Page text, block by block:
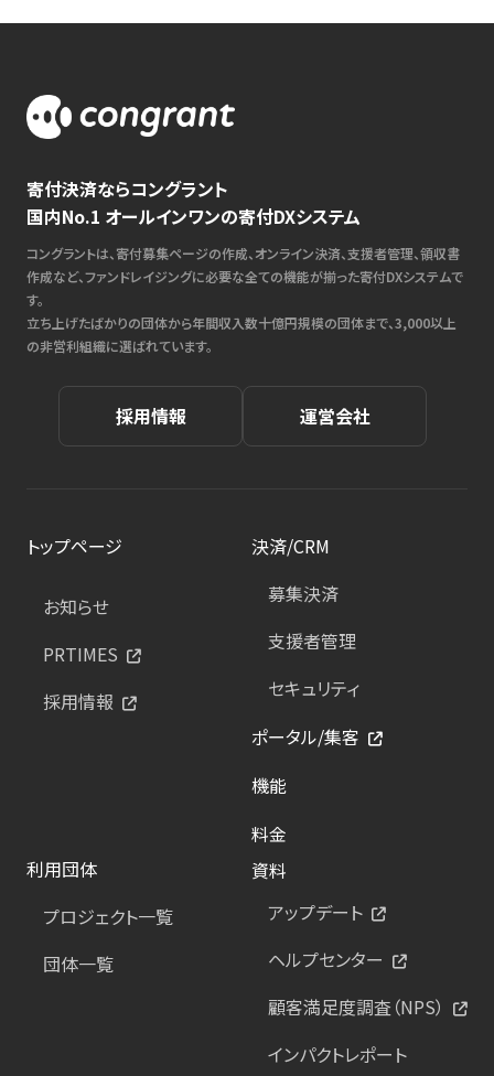
寄付決済ならコングラント
国内No.1 オールインワンの寄付DXシステム
コングラントは、寄付募集ページの作成、オンライン決済、支援者管理、領収書
作成など、ファンドレイジングに必要な全ての機能が揃った寄付DXシステムで
す。
立ち上げたばかりの団体から年間収入数十億円規模の団体まで、3,000以上
の非営利組織に選ばれています。
採用情報 運営会社
トップページ
お知らせ
PRTIMES
採用情報
決済/CRM
募集決済
支援者管理
セキュリティ
ポータル/集客
機能
料金
利用団体
プロジェクト一覧
団体一覧
資料
アップデート
ヘルプセンター
顧客満足度調査（NPS）
インパクトレポート